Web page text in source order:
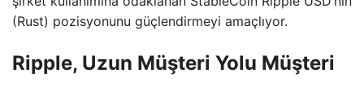
(Rust) pozisyonunu güçlendirmeyi amaçlıyor.
Ripple, Uzun Müşteri Yolu Müşteri